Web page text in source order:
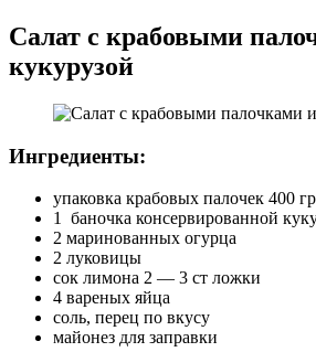
Салат с крабовыми
кукурузой
Ингредиенты:
упаковка крабовых палочек 400 гр
1 баночка консервированной
2 маринованных огурца
2 луковицы
сок лимона 2 — 3 ст ложки
4 вареных яйца
соль, перец по вкусу
майонез для заправки